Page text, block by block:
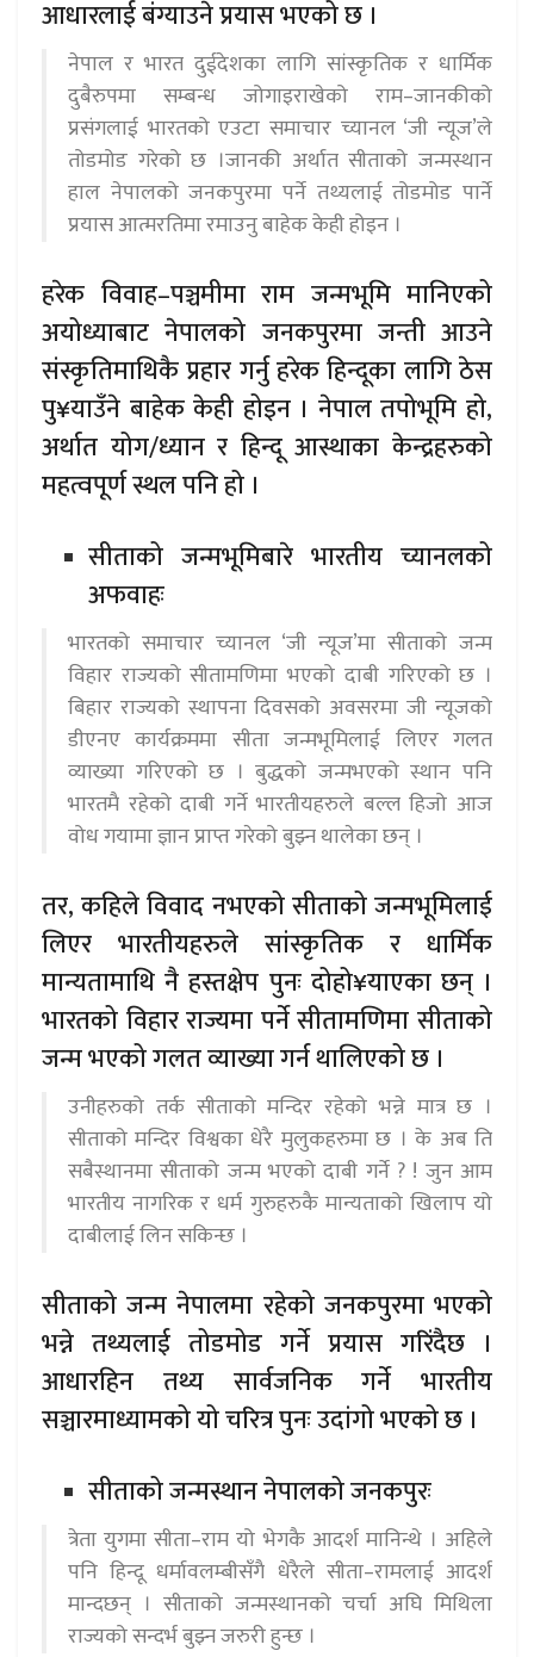
आधारलाई बंग्याउने प्रयास भएको छ ।
नेपाल र भारत दुईदेशका लागि सांस्कृतिक र धार्मिक
दुबैरुपमा सम्बन्ध जोगाइराखेको राम–जानकीको
प्रसंगलाई भारतको एउटा समाचार च्यानल ‘जी न्यूज’ले
तोडमोड गरेको छ ।जानकी अर्थात सीताको जन्मस्थान
हाल नेपालको जनकपुरमा पर्ने तथ्यलाई तोडमोड पार्ने
प्रयास आत्मरतिमा रमाउनु बाहेक केही होइन ।
हरेक विवाह–पञ्चमीमा राम जन्मभूमि मानिएको
अयोध्याबाट नेपालको जनकपुरमा जन्ती आउने
संस्कृतिमाथिकै प्रहार गर्नु हरेक हिन्दूका लागि ठेस
पु¥याउँने बाहेक केही होइन । नेपाल तपोभूमि हो,
अर्थात योग/ध्यान र हिन्दू आस्थाका केन्द्रहरुको
महत्वपूर्ण स्थल पनि हो ।
सीताको जन्मभूमिबारे भारतीय च्यानलको
अफवाहः
भारतको समाचार च्यानल ‘जी न्यूज’मा सीताको जन्म
विहार राज्यको सीतामणिमा भएको दाबी गरिएको छ ।
बिहार राज्यको स्थापना दिवसको अवसरमा जी न्यूजको
डीएनए कार्यक्रममा सीता जन्मभूमिलाई लिएर गलत
व्याख्या गरिएको छ । बुद्धको जन्मभएको स्थान पनि
भारतमै रहेको दाबी गर्ने भारतीयहरुले बल्ल हिजो आज
वोध गयामा ज्ञान प्राप्त गरेको बुझ्न थालेका छन् ।
तर, कहिले विवाद नभएको सीताको जन्मभूमिलाई
लिएर भारतीयहरुले सांस्कृतिक र धार्मिक
मान्यतामाथि नै हस्तक्षेप पुनः दोहो¥याएका छन् ।
भारतको विहार राज्यमा पर्ने सीतामणिमा सीताको
जन्म भएको गलत व्याख्या गर्न थालिएको छ ।
उनीहरुको तर्क सीताको मन्दिर रहेको भन्ने मात्र छ ।
सीताको मन्दिर विश्वका धेरै मुलुकहरुमा छ । के अब ति
सबैस्थानमा सीताको जन्म भएको दाबी गर्ने ? ! जुन आम
भारतीय नागरिक र धर्म गुरुहरुकै मान्यताको खिलाप यो
दाबीलाई लिन सकिन्छ ।
सीताको जन्म नेपालमा रहेको जनकपुरमा भएको
भन्ने तथ्यलाई तोडमोड गर्ने प्रयास गरिंदैछ ।
आधारहिन तथ्य सार्वजनिक गर्ने भारतीय
सञ्चारमाध्यामको यो चरित्र पुनः उदांगो भएको छ ।
सीताको जन्मस्थान नेपालको जनकपुरः
त्रेता युगमा सीता–राम यो भेगकै आदर्श मानिन्थे । अहिले
पनि हिन्दू धर्मावलम्बीसँगै धेरैले सीता–रामलाई आदर्श
मान्दछन् । सीताको जन्मस्थानको चर्चा अघि मिथिला
राज्यको सन्दर्भ बुझ्न जरुरी हुन्छ ।